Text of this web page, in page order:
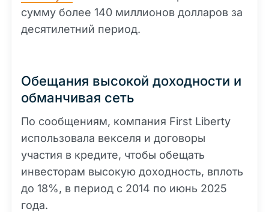
сумму более 140 миллионов долларов за
десятилетний период.
Обещания высокой доходности и
обманчивая сеть
По сообщениям, компания First Liberty
использовала векселя и договоры
участия в кредите, чтобы обещать
инвесторам высокую доходность, вплоть
до 18%, в период с 2014 по июнь 2025
года.